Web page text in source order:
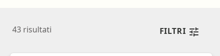
43 risultati FILTRI